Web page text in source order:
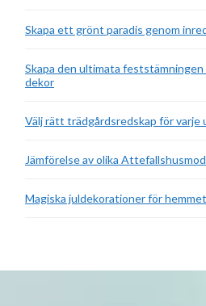
Skapa ett grönt paradis genom
Skapa den ultimata
dekor
Välj rätt trädgårdsredskap för varje
Jämförelse av olika
Magiska juldekorationer för